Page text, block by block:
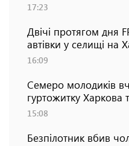
17:23
Двічі протягом дня
автівки у селищі на
16:09
Семеро молодиків
гуртожитку Харкова
15:08
Безпілотник вбив